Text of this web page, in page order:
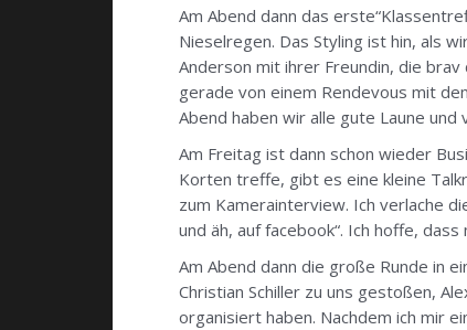
Am Abend dann das
Nieselregen. Das Styling ist hin, als
Anderson mit ihrer Freundin, die
gerade von einem Rendevous mit
Abend haben wir alle gute Laune
Am Freitag ist dann schon wieder
Korten treffe, gibt es eine kleine
zum Kamerainterview. Ich verlache
und äh, auf facebook“. Ich hoffe,
Am Abend dann die große Runde in
Christian Schiller zu uns gestoßen,
organisiert haben. Nachdem ich mir